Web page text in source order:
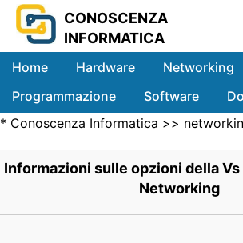
CONOSCENZA
INFORMATICA
Home Hardware
Networking
Programmazione
Software
Sistemi
* Conoscenza Informatica >>
Informazioni sulle opzioni della Vs
Networking